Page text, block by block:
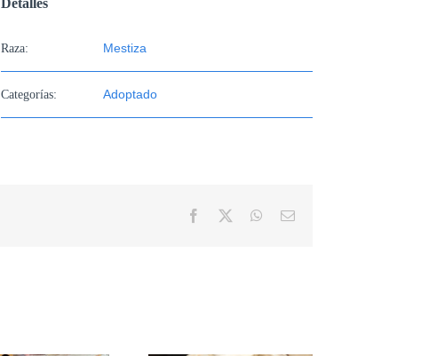
Detalles
Raza: Mestiza
Categorías: Adoptado
Facebook WhatsApp
Correo